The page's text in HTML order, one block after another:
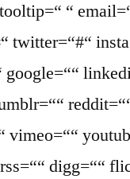
“
twitter=“#“
google=““
vimeo=““
digg=““